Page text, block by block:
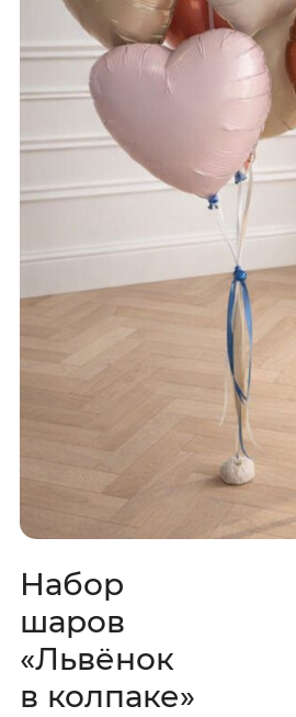
Набор
шаров
«Львёнок
в колпаке»